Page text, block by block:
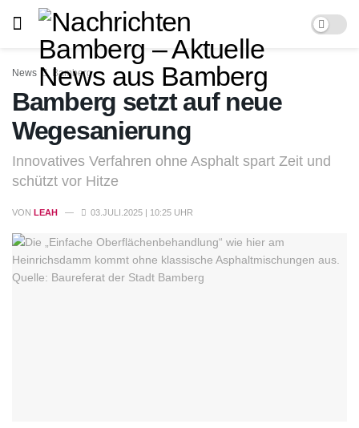
News Bamberg
Bamberg setzt auf neue
Wegesanierung
Innovatives Verfahren ohne Asphalt spart Zeit und
schützt vor Hitze
VON LEAH 03.JULI.2025 | 10:25 UHR